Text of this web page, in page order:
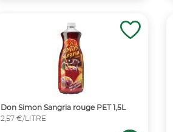
Don Simon Sangria rouge PET 1,5L
2,57 €/LITRE